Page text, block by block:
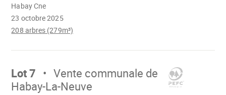
23 octobre 2025
Habay Cne
208 arbres (279m³)
Aller
Lot 7
Vente communale de
Habay-La-Neuve